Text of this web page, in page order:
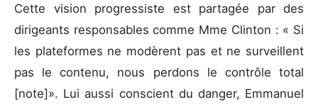
Cette vision progressiste est partagée par des
dirigeants responsables comme Mme Clinton : « Si
les plateformes ne modèrent pas et ne surveillent
pas le contenu, nous perdons le contrôle total
[note]». Lui aussi conscient du danger, Emmanuel